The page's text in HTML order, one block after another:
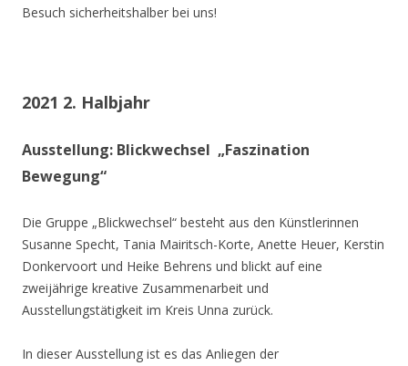
Besuch sicherheitshalber bei uns!
2021 2. Halbjahr
Ausstellung: Blickwechsel „Faszination
Bewegung“
Die Gruppe „Blickwechsel“ besteht aus den Künstlerinnen
Susanne Specht, Tania Mairitsch-Korte, Anette Heuer, Kerstin
Donkervoort und Heike Behrens und blickt auf eine
zweijährige kreative Zusammenarbeit und
Ausstellungstätigkeit im Kreis Unna zurück.
In dieser Ausstellung ist es das Anliegen der